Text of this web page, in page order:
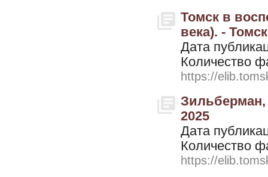
Томск в
века). -
Дата
Количество
https://
Зильберман,
2025
Дата
Количество
https://